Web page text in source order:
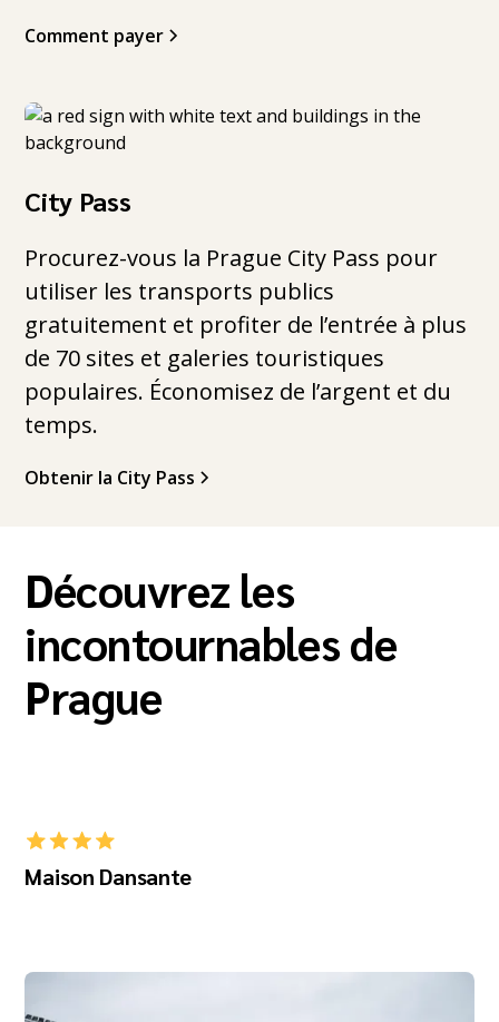
Comment payer
City Pass
Procurez-vous la Prague City Pass pour
utiliser les transports publics
gratuitement et profiter de l’entrée à plus
de 70 sites et galeries touristiques
populaires. Économisez de l’argent et du
temps.
Obtenir la City Pass
Découvrez les
incontournables de
Prague
Maison Dansante